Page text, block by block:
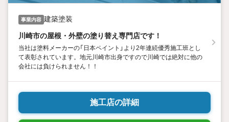
事業内容 建築塗装
川崎市の屋根・外壁の塗り替え専門店です！
当社は塗料メーカーの「日本ペイント」より2年連続優秀施工班とし
て表彰されています。地元川崎市出身ですので川崎では絶対に他の
会社には負けられません！！
施工店の詳細